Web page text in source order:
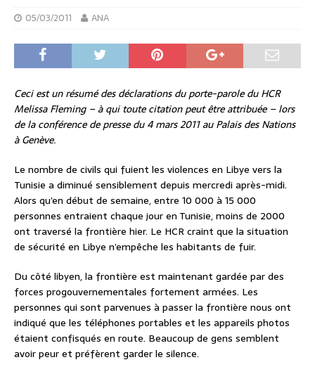
05/03/2011 ANA
Ceci est un résumé des déclarations du porte-parole du HCR
Melissa Fleming – à qui toute citation peut être attribuée – lors
de la conférence de presse du 4 mars 2011 au Palais des Nations
à Genève.
Le nombre de civils qui fuient les violences en Libye vers la
Tunisie a diminué sensiblement depuis mercredi après-midi.
Alors qu’en début de semaine, entre 10 000 à 15 000
personnes entraient chaque jour en Tunisie, moins de 2000
ont traversé la frontière hier. Le HCR craint que la situation
de sécurité en Libye n’empêche les habitants de fuir.
Du côté libyen, la frontière est maintenant gardée par des
forces progouvernementales fortement armées. Les
personnes qui sont parvenues à passer la frontière nous ont
indiqué que les téléphones portables et les appareils photos
étaient confisqués en route. Beaucoup de gens semblent
avoir peur et préfèrent garder le silence.